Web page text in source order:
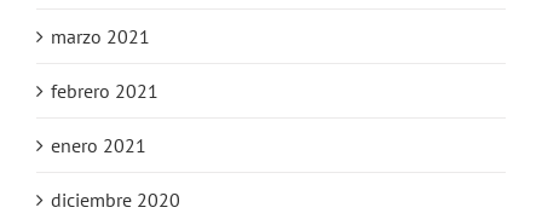
marzo 2021
febrero 2021
enero 2021
diciembre 2020